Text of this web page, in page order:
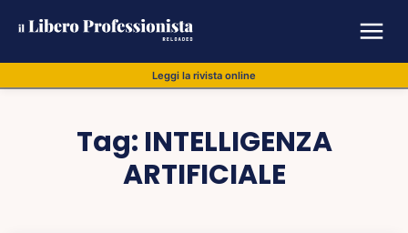
Leggi la rivista online
Tag: INTELLIGENZA
ARTIFICIALE